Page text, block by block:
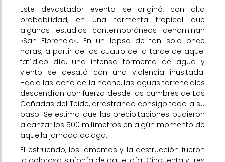
Este devastador evento se originó, con alta
probabilidad, en una tormenta tropical que
algunos estudios contemporáneos denominan
«San Florencio». En un lapso de tan solo once
horas, a partir de las cuatro de la tarde de aquel
fatídico día, una intensa tormenta de agua y
viento se desató con una violencia inusitada.
Hacia las ocho de la noche, las aguas torrenciales
descendían con fuerza desde las cumbres de Las
Cañadas del Teide, arrastrando consigo todo a su
paso. Se estima que las precipitaciones pudieron
alcanzar los 500 milímetros en algún momento de
aquella jornada aciaga.
El estruendo, los lamentos y la destrucción fueron